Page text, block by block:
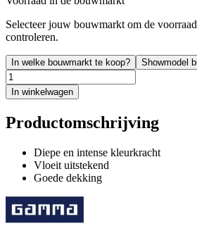
Selecteer jouw bouwmarkt om de
controleren.
In welke bouwmarkt te koop? Showmodel
In winkelwagen
Productomschrijving
Diepe en intense kleurkracht
Vloeit uitstekend
Goede dekking